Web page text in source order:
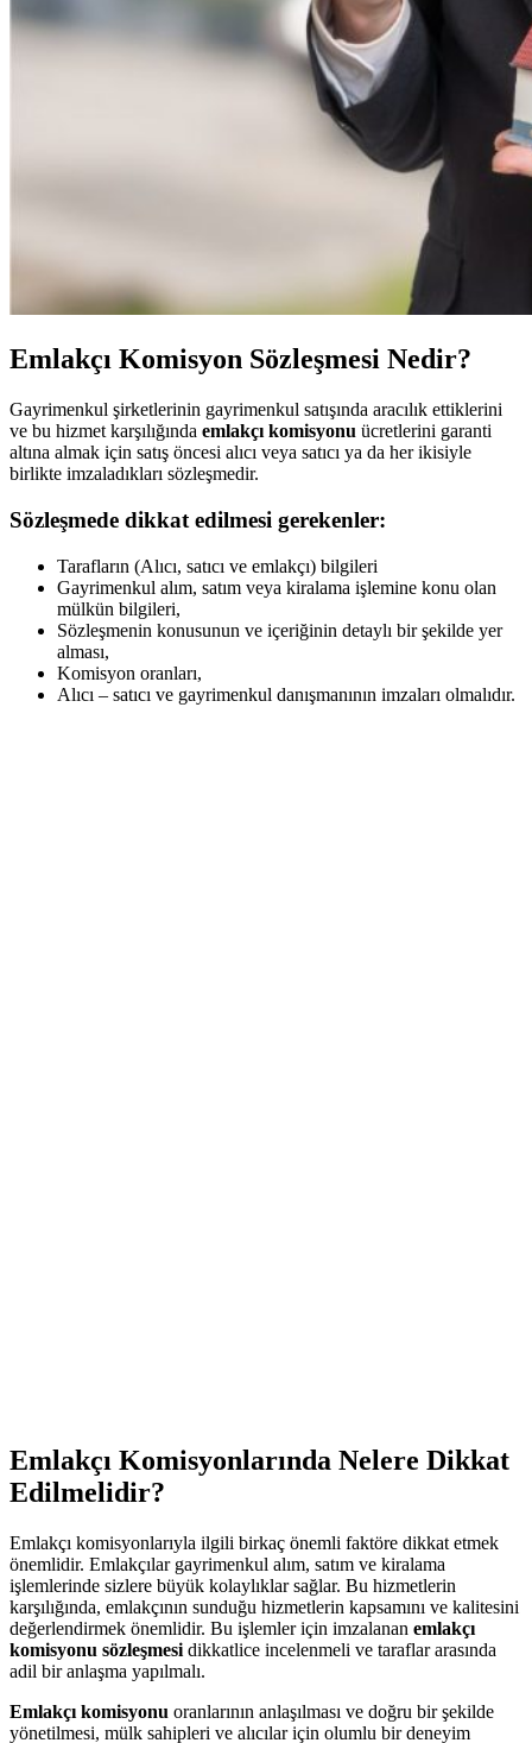
Emlakçı Komisyon Sözleşmesi Nedir?
Gayrimenkul şirketlerinin gayrimenkul satışında aracılık ettiklerini
ve bu hizmet karşılığında emlakçı komisyonu ücretlerini garanti
altına almak için satış öncesi alıcı veya satıcı ya da her ikisiyle
birlikte imzaladıkları sözleşmedir.
Sözleşmede dikkat edilmesi gerekenler:
Tarafların (Alıcı, satıcı ve emlakçı) bilgileri
Gayrimenkul alım, satım veya kiralama işlemine konu olan
mülkün bilgileri,
Sözleşmenin konusunun ve içeriğinin detaylı bir şekilde yer
alması,
Komisyon oranları,
Alıcı – satıcı ve gayrimenkul danışmanının imzaları olmalıdır.
Emlakçı Komisyonlarında Nelere Dikkat
Edilmelidir?
Emlakçı komisyonlarıyla ilgili birkaç önemli faktöre dikkat etmek
önemlidir. Emlakçılar gayrimenkul alım, satım ve kiralama
işlemlerinde sizlere büyük kolaylıklar sağlar. Bu hizmetlerin
karşılığında, emlakçının sunduğu hizmetlerin kapsamını ve kalitesini
değerlendirmek önemlidir. Bu işlemler için imzalanan emlakçı
komisyonu sözleşmesi dikkatlice incelenmeli ve taraflar arasında
adil bir anlaşma yapılmalı.
Emlakçı komisyonu oranlarının anlaşılması ve doğru bir şekilde
yönetilmesi, mülk sahipleri ve alıcılar için olumlu bir deneyim